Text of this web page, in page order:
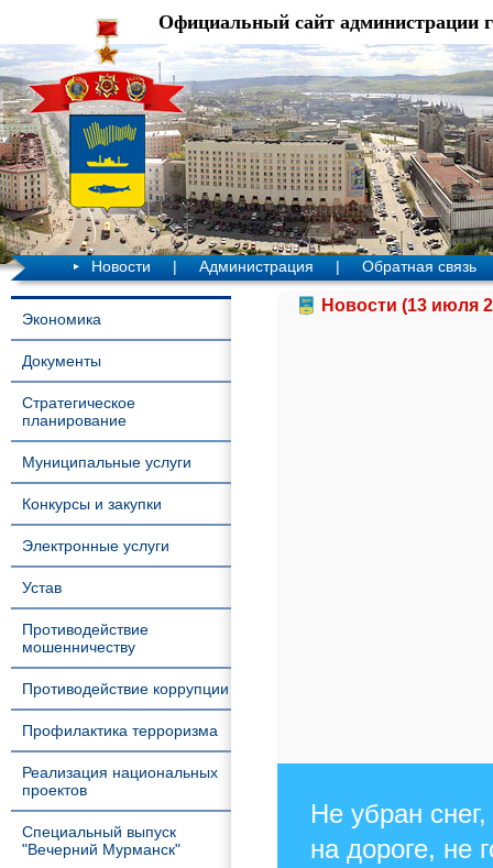
Официальный сайт администрации
Новости | Администрация | Обратная связь
Экономика
Документы
Стратегическое
планирование
Муниципальные услуги
Конкурсы и закупки
Электронные услуги
Устав
Противодействие
мошенничеству
Противодействие коррупции
Профилактика терроризма
Реализация национальных
проектов
Специальный выпуск
"Вечерний Мурманск"
Новости (13 июля
Не убран
на дороге, не